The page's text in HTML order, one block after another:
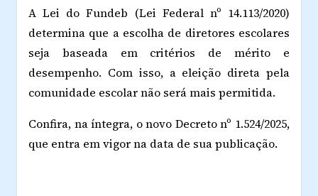
A Lei do Fundeb (Lei Federal nº 14.113/2020)
determina que a escolha de diretores escolares
seja baseada em critérios de mérito e
desempenho. Com isso, a eleição direta pela
comunidade escolar não será mais permitida.
Confira, na íntegra, o novo Decreto nº 1.524/2025,
que entra em vigor na data de sua publicação.